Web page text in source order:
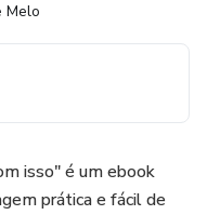
Melo
isso" é um ebook
prática e fácil de